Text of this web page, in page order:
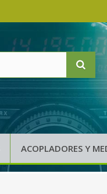
ACOPLADORES Y